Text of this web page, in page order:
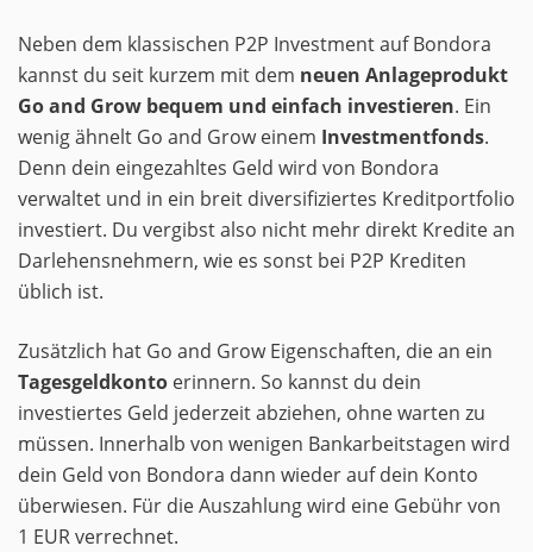
Neben dem klassischen P2P Investment auf Bondora
kannst du seit kurzem mit dem neuen Anlageprodukt
Go and Grow bequem und einfach investieren. Ein
wenig ähnelt Go and Grow einem Investmentfonds.
Denn dein eingezahltes Geld wird von Bondora
verwaltet und in ein breit diversifiziertes Kreditportfolio
investiert. Du vergibst also nicht mehr direkt Kredite an
Darlehensnehmern, wie es sonst bei P2P Krediten
üblich ist.
Zusätzlich hat Go and Grow Eigenschaften, die an ein
Tagesgeldkonto erinnern. So kannst du dein
investiertes Geld jederzeit abziehen, ohne warten zu
müssen. Innerhalb von wenigen Bankarbeitstagen wird
dein Geld von Bondora dann wieder auf dein Konto
überwiesen. Für die Auszahlung wird eine Gebühr von
1 EUR verrechnet.